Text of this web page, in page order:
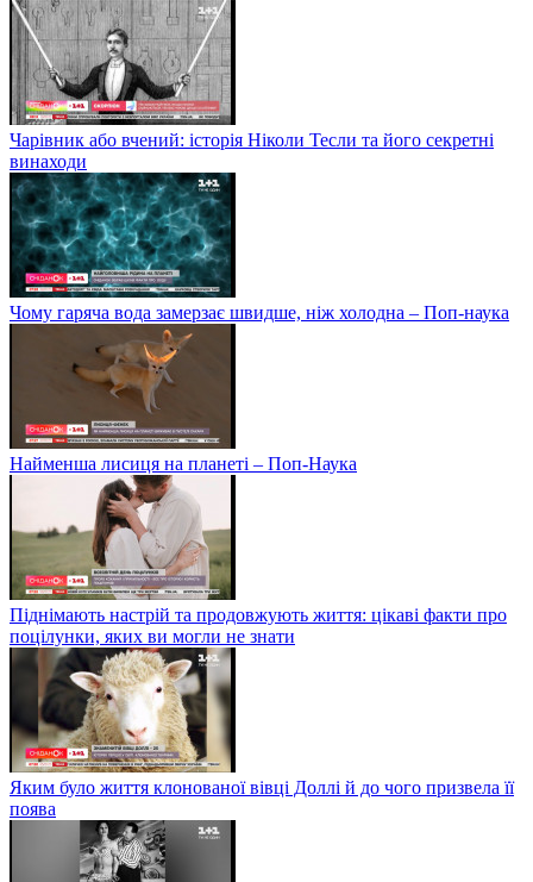
Чарівник або вчений: історія Ніколи Тесли та його секретні
винаходи
Чому гаряча вода замерзає швидше, ніж холодна – Поп-наука
Найменша лисиця на планеті – Поп-Наука
Піднімають настрій та продовжують життя: цікаві факти про
поцілунки, яких ви могли не знати
Яким було життя клонованої вівці Доллі й до чого призвела її
поява